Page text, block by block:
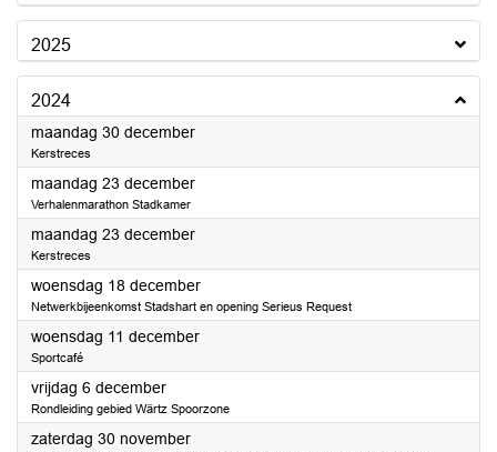
2025
2024
maandag 30 december2024
Kerstreces
maandag 23 december2024
Verhalenmarathon Stadkamer
maandag 23 december2024
Kerstreces
woensdag 18 december2024
Netwerkbijeenkomst Stadshart en opening Serieus Request
woensdag 11 december2024
Sportcafé
vrijdag 6 december2024
Rondleiding gebied Wärtz Spoorzone
zaterdag 30 november2024